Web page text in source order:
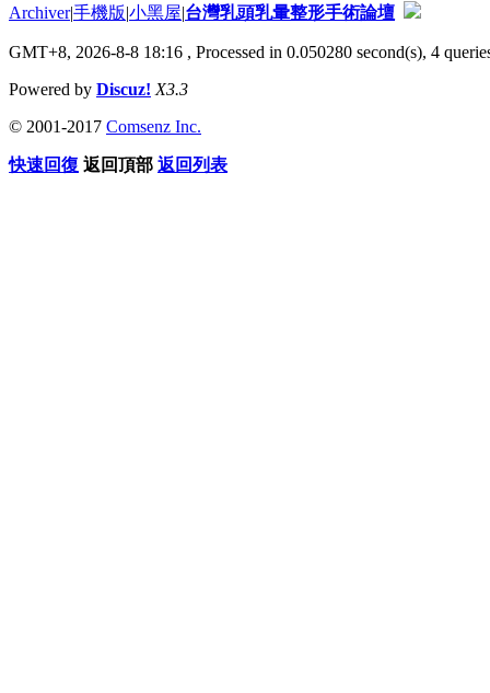
Archiver|手機版|小黑屋|台灣乳頭乳暈整形手術論壇
GMT+8, 2026-8-8 18:16 , Processed in 0.050280 second(s), 4
Powered by Discuz! X3.3
© 2001-2017 Comsenz Inc.
快速回復 返回頂部 返回列表